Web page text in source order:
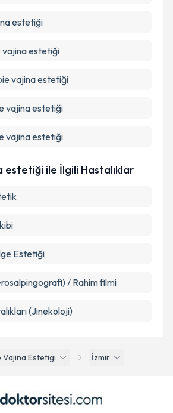
Vajina Estetigi İzmir
estetiği
vajina estetiği
vajina estetiği
vajina estetiği
vajina estetiği
estetiği ile İlgili Hastalıklar
Estetiği
/ Rahim filmi
(Jinekoloji)